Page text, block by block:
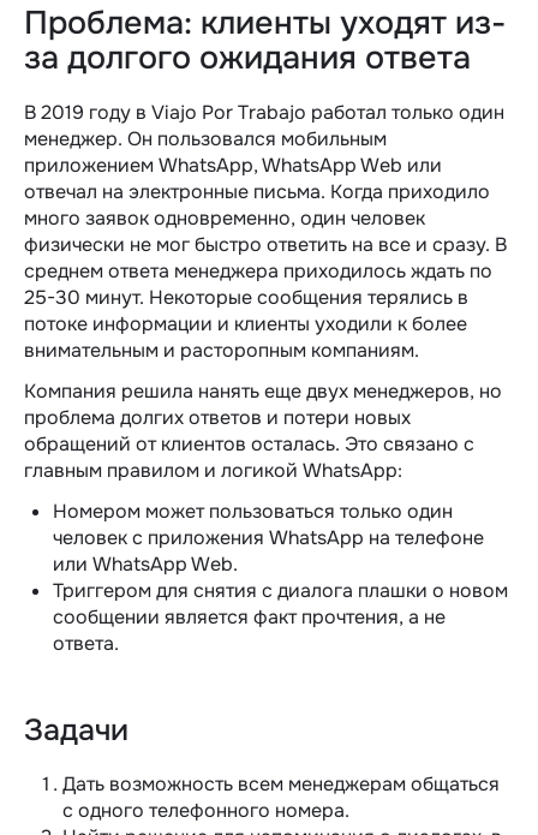
Проблема: клиенты уходят из-
за долгого ожидания ответа
В 2019 году в Viajo Por Trabajo работал только один
менеджер. Он пользовался мобильным
приложением WhatsApp, WhatsApp Web или
отвечал на электронные письма. Когда приходило
много заявок одновременно, один человек
физически не мог быстро ответить на все и сразу. В
среднем ответа менеджера приходилось ждать по
25-30 минут. Некоторые сообщения терялись в
потоке информации и клиенты уходили к более
внимательным и расторопным компаниям.
Компания решила нанять еще двух менеджеров, но
проблема долгих ответов и потери новых
обращений от клиентов осталась. Это связано с
главным правилом и логикой WhatsApp:
Номером может пользоваться только один
человек с приложения WhatsApp на телефоне
или WhatsApp Web.
Триггером для снятия с диалога плашки о новом
сообщении является факт прочтения, а не
ответа.
Задачи
Дать возможность всем менеджерам общаться
с одного телефонного номера.